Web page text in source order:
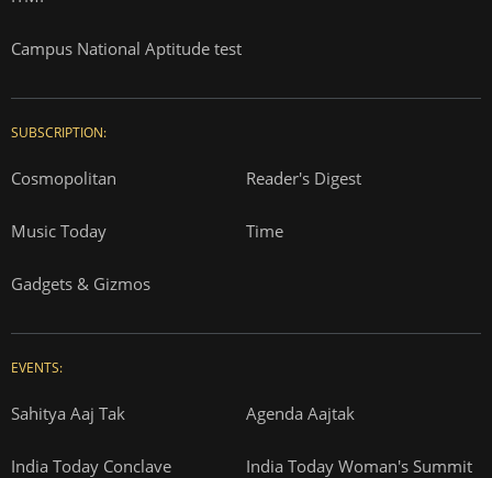
Campus National Aptitude test
SUBSCRIPTION:
Cosmopolitan Reader's Digest
Music Today Time
Gadgets & Gizmos
EVENTS:
Sahitya Aaj Tak Agenda Aajtak
India Today Conclave India Today Woman's Summit